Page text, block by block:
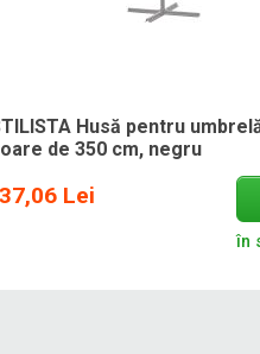
Husă pentru
de 350 cm, negru
37,06 Lei
în